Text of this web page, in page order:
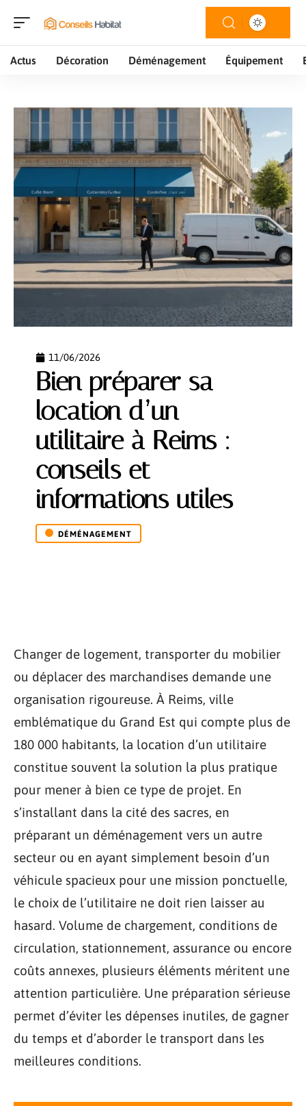
Actus Décoration Déménagement Équipement
11/06/2026
Bien préparer sa
location d’un
utilitaire à Reims :
conseils et
informations utiles
DÉMÉNAGEMENT
Changer de logement, transporter du mobilier
ou déplacer des marchandises demande une
organisation rigoureuse. À Reims, ville
emblématique du Grand Est qui compte plus de
180 000 habitants, la location d’un utilitaire
constitue souvent la solution la plus pratique
pour mener à bien ce type de projet. En
s’installant dans la cité des sacres, en
préparant un déménagement vers un autre
secteur ou en ayant simplement besoin d’un
véhicule spacieux pour une mission ponctuelle,
le choix de l’utilitaire ne doit rien laisser au
hasard. Volume de chargement, conditions de
circulation, stationnement, assurance ou encore
coûts annexes, plusieurs éléments méritent une
attention particulière. Une préparation sérieuse
permet d’éviter les dépenses inutiles, de gagner
du temps et d’aborder le transport dans les
meilleures conditions.